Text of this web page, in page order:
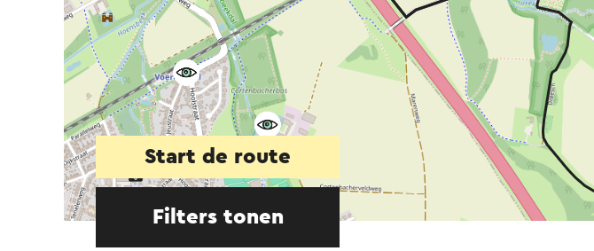
Start de route
Filters tonen